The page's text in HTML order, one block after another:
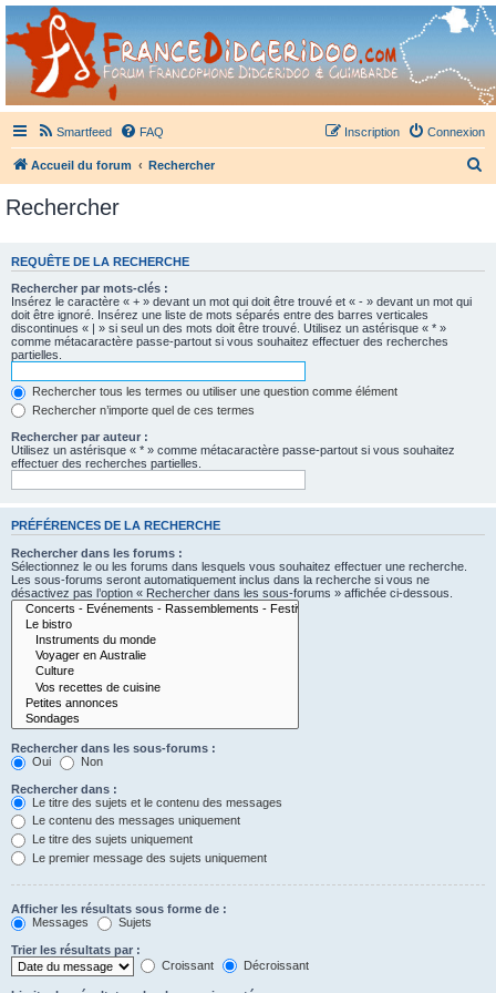
France Didgeridoo
Didgeridoo et Guimbarde sur France Didgeridoo - retrouvez la communauté.
Smartfeed FAQ Connexion
Inscription
Accueil du forum Rechercher
e
Rechercher
REQUÊTE DE LA RECHERCHE
Rechercher par mots-clés :
Insérez le caractère « + » devant un mot qui doit être trouvé et « - » devant un mot qui
doit être ignoré. Insérez une liste de mots séparés entre des barres verticales
discontinues « | » si seul un des mots doit être trouvé. Utilisez un astérisque « * »
comme métacaractère passe-partout si vous souhaitez effectuer des recherches
partielles.
Rechercher tous les termes ou utiliser une question comme élément
Rechercher n’importe quel de ces termes
Rechercher par auteur :
Utilisez un astérisque « * » comme métacaractère passe-partout si vous souhaitez
effectuer des recherches partielles.
PRÉFÉRENCES DE LA RECHERCHE
Rechercher dans les forums :
Sélectionnez le ou les forums dans lesquels vous souhaitez effectuer une recherche.
Les sous-forums seront automatiquement inclus dans la recherche si vous ne
désactivez pas l’option « Rechercher dans les sous-forums » affichée ci-dessous.
Rechercher dans les sous-forums :
Oui
Non
Rechercher dans :
Le titre des sujets et le contenu des messages
Le contenu des messages uniquement
Le titre des sujets uniquement
Le premier message des sujets uniquement
Afficher les résultats sous forme de :
Messages
Sujets
Trier les résultats par :
Croissant
Décroissant